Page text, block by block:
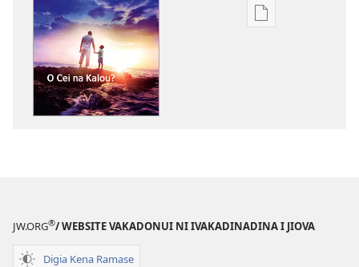
Sala
VAKATAWA
JW.ORG®/ WEBSITE VAKADONUI NI IVAKADINADINA I JIOVA
Digia Kena Ramase